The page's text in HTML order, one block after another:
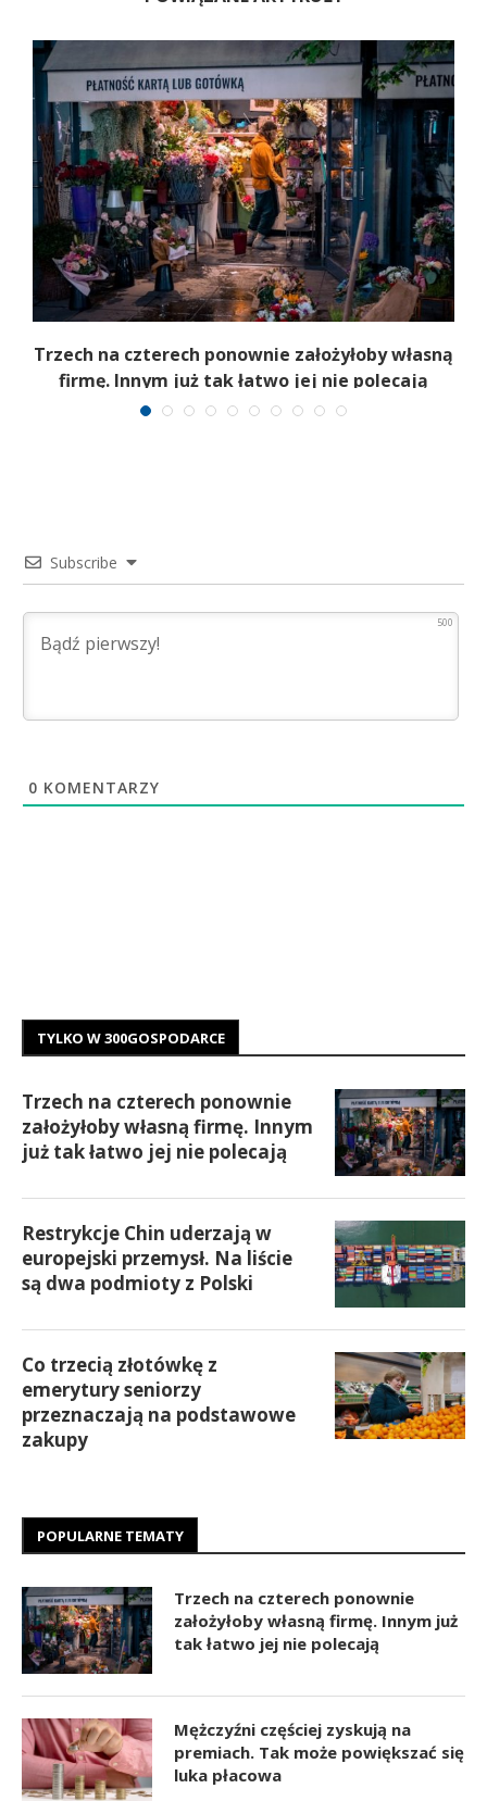
Trzech na czterech ponownie założyłoby własną
firmę. Innym już tak łatwo jej nie polecają
Subscribe
500
0 KOMENTARZY
TYLKO W 300GOSPODARCE
Trzech na czterech ponownie
założyłoby własną firmę. Innym
już tak łatwo jej nie polecają
Restrykcje Chin uderzają w
europejski przemysł. Na liście
są dwa podmioty z Polski
Co trzecią złotówkę z
emerytury seniorzy
przeznaczają na podstawowe
zakupy
POPULARNE TEMATY
Trzech na czterech ponownie
założyłoby własną firmę. Innym już
tak łatwo jej nie polecają
Mężczyźni częściej zyskują na
premiach. Tak może powiększać się
luka płacowa